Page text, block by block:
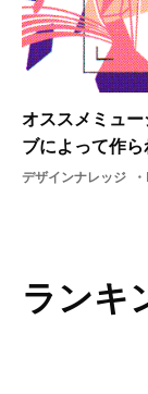
オススメミュ
ブによって作
デザインナレッジ
ランキ